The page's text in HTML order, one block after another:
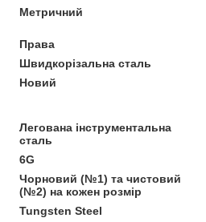
Метричний
Права
Швидкорізальна сталь
Новий
Легована інструментальна
сталь
6G
Чорновий (№1) та чистовий
(№2) на кожен розмір
Tungsten Steel